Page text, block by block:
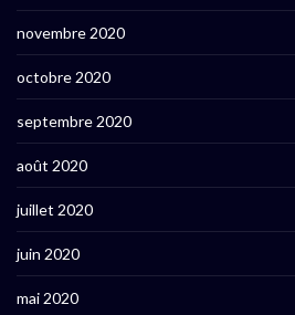
novembre 2020
octobre 2020
septembre 2020
août 2020
juillet 2020
juin 2020
mai 2020